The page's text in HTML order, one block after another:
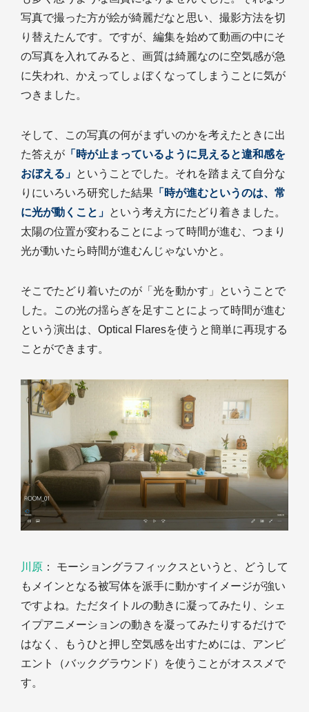
写真で撮った方が絵が綺麗だなと思い、撮影方法を切
り替えたんです。ですが、編集を始めて動画の中にそ
の写真を入れてみると、画質は綺麗なのに空気感が急
に失われ、かえってしょぼくなってしまうことに気が
つきました。
そして、この写真の何がまずいのかを考えたときに出
た答えが 「時が止まっているように見えると違和感を
おぼえる」 ということでした。それを踏まえて自分な
りにいろいろ研究した結果 「時が進むというのは、常
に光が動くこと」 という考え方にたどり着きました。
太陽の位置が変わることによって時間が進む、つまり
光が動いたら時間が進むんじゃないかと。
そこでたどり着いたのが「光を動かす」ということで
した。この光の揺らぎを足すことによって時間が進む
という演出は、Optical Flaresを使うと簡単に再現する
ことができます。
川原 ： モーショングラフィックスというと、どうして
もメインとなる被写体を派手に動かすイメージが強い
ですよね。ただタイトルの動きに凝ってみたり、シェ
イプアニメーションの動きを凝ってみたりするだけで
はなく、もうひと押し空気感を出すためには、アンビ
エント（バックグラウンド）を使うことがオススメで
す。